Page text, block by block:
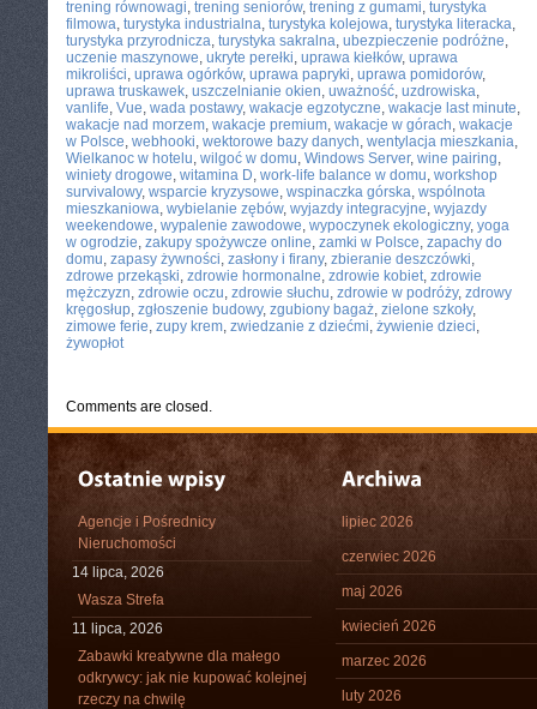
trening równowagi, trening seniorów, trening z gumami, turystyka
filmowa, turystyka industrialna, turystyka kolejowa, turystyka literacka,
turystyka przyrodnicza, turystyka sakralna, ubezpieczenie podróżne,
uczenie maszynowe, ukryte perełki, uprawa kiełków, uprawa
mikroliści, uprawa ogórków, uprawa papryki, uprawa pomidorów,
uprawa truskawek, uszczelnianie okien, uważność, uzdrowiska,
vanlife, Vue, wada postawy, wakacje egzotyczne, wakacje last minute,
wakacje nad morzem, wakacje premium, wakacje w górach, wakacje
w Polsce, webhooki, wektorowe bazy danych, wentylacja mieszkania,
Wielkanoc w hotelu, wilgoć w domu, Windows Server, wine pairing,
winiety drogowe, witamina D, work-life balance w domu, workshop
survivalowy, wsparcie kryzysowe, wspinaczka górska, wspólnota
mieszkaniowa, wybielanie zębów, wyjazdy integracyjne, wyjazdy
weekendowe, wypalenie zawodowe, wypoczynek ekologiczny, yoga
w ogrodzie, zakupy spożywcze online, zamki w Polsce, zapachy do
domu, zapasy żywności, zasłony i firany, zbieranie deszczówki,
zdrowe przekąski, zdrowie hormonalne, zdrowie kobiet, zdrowie
mężczyzn, zdrowie oczu, zdrowie słuchu, zdrowie w podróży, zdrowy
kręgosłup, zgłoszenie budowy, zgubiony bagaż, zielone szkoły,
zimowe ferie, zupy krem, zwiedzanie z dziećmi, żywienie dzieci,
żywopłot
Comments are closed.
Agencje i Pośrednicy
Nieruchomości
14 lipca, 2026
Wasza Strefa
11 lipca, 2026
Zabawki kreatywne dla małego
odkrywcy: jak nie kupować kolejnej
rzeczy na chwilę
lipiec 2026
czerwiec 2026
maj 2026
kwiecień 2026
marzec 2026
luty 2026